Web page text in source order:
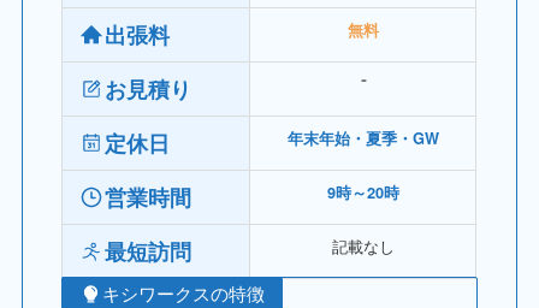
出張料 無料
お見積り ⁻
定休日 年末年始・夏季・GW
営業時間 9時～20時
最短訪問 記載なし
キシワークスの特徴